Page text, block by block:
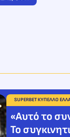
SUPERBET ΚΥΠΕΛΛΟ
«Αυτό το
Το